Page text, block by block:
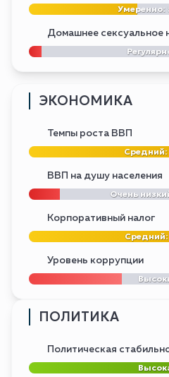
Умеренно:
Домашнее сексуальное
ЭКОНОМИКА
Темпы роста ВВП
Средний:
ВВП на душу населения
Очень
Корпоративный налог
Уровень коррупции
ПОЛИТИКА
Политическая